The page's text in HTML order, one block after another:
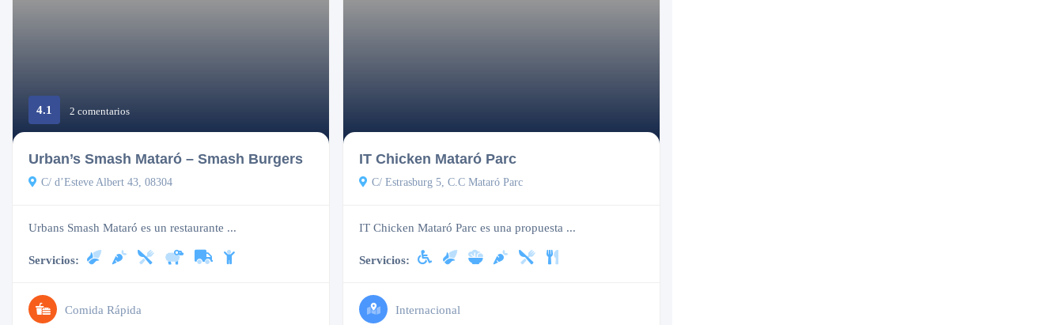
4.1 2 comentarios
Urban’s Smash Mataró – Smash Burgers
C/ d’Esteve Albert 43, 08304
Urbans Smash Mataró es un restaurante ...
Servicios:
Comida Rápida
IT Chicken Mataró Parc
C/ Estrasburg 5, C.C Mataró Parc
IT Chicken Mataró Parc es una propuesta ...
Servicios:
Internacional